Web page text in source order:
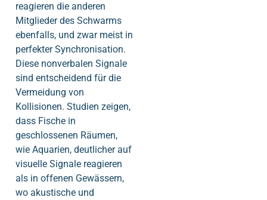
reagieren die anderen
Mitglieder des Schwarms
ebenfalls, und zwar meist in
perfekter Synchronisation.
Diese nonverbalen Signale
sind entscheidend für die
Vermeidung von
Kollisionen. Studien zeigen,
dass Fische in
geschlossenen Räumen,
wie Aquarien, deutlicher auf
visuelle Signale reagieren
als in offenen Gewässern,
wo akustische und